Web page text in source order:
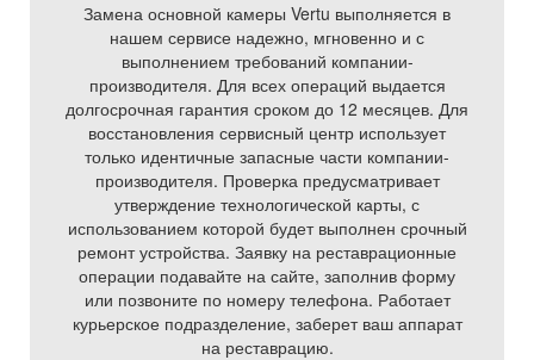
Замена основной камеры Vertu выполняется в
нашем сервисе надежно, мгновенно и с
выполнением требований компании-
производителя. Для всех операций выдается
долгосрочная гарантия сроком до 12 месяцев. Для
восстановления сервисный центр использует
только идентичные запасные части компании-
производителя. Проверка предусматривает
утверждение технологической карты, с
использованием которой будет выполнен срочный
ремонт устройства. Заявку на реставрационные
операции подавайте на сайте, заполнив форму
или позвоните по номеру телефона. Работает
курьерское подразделение, заберет ваш аппарат
на реставрацию.